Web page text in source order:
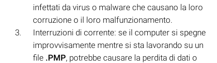
infettati da virus o malware che causano la loro
corruzione o il loro malfunzionamento.
Interruzioni di corrente: se il computer si spegne
improvvisamente mentre si sta lavorando su un
file .PMP, potrebbe causare la perdita di dati o